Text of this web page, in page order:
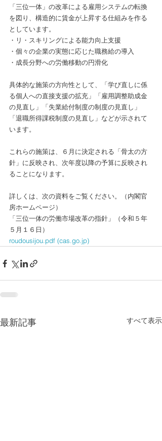
「三位一体」の改革による雇用システムの転換
を図り、構造的に賃金が上昇する仕組みを作る
としています。
・リ・スキリングによる能力向上支援
・個々の企業の実態に応じた職務給の導入
・成長分野への労働移動の円滑化
具体的な施策の方向性として、「学び直しに係
る個人への直接支援の拡充」「雇用調整助成金
の見直し」「失業給付制度の制度の見直し」
「退職所得課税制度の見直し」などが示されて
います。
これらの施策は、６月に決定される「骨太の方
針」に反映され、次年度以降の予算に反映され
ることになります。
詳しくは、次の資料をご覧ください。（内閣官
房ホームページ）
「三位一体の労働市場改革の指針」（令和５年
５月１６日）
roudousijou.pdf (cas.go.jp)
最新記事 すべて表示